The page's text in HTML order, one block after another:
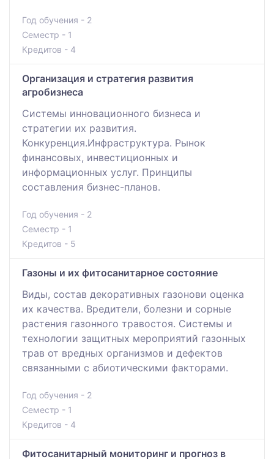
Год обучения - 2
Семестр - 1
Кредитов - 4
Организация и стратегия развития
агробизнеса
Системы инновационного бизнеса и
стратегии их развития.
Конкуренция.Инфраструктура. Рынок
финансовых, инвестиционных и
информационных услуг. Принципы
составления бизнес-планов.
Год обучения - 2
Семестр - 1
Кредитов - 5
Газоны и их фитосанитарное состояние
Виды, состав декоративных газонови оценка
их качества. Вредители, болезни и сорные
растения газонного травостоя. Системы и
технологии защитных мероприятий газонных
трав от вредных организмов и дефектов
связанными с абиотическими факторами.
Год обучения - 2
Семестр - 1
Кредитов - 4
Фитосанитарный мониторинг и прогноз в